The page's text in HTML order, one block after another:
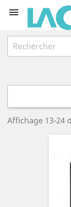

Affichage 13-24